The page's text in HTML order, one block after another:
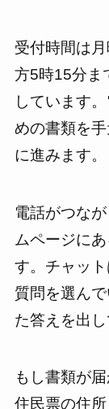
受付時間は
方5時15分ま
しています
めの書類を
に進みます。
電話がつな
ムページに
す。チャッ
質問を選ん
た答えを出し
もし書類が
住民票の住